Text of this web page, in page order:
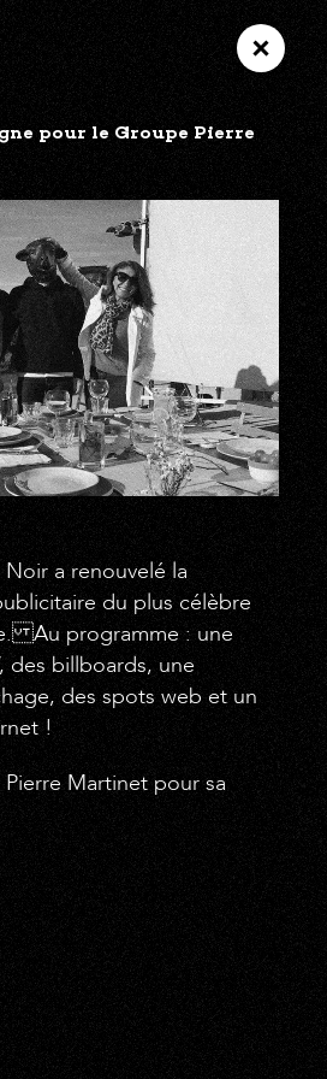
pour le Groupe Pierre
a renouvelé la
du plus célèbre
Au programme : une
des billboards, une
des spots web et un
!
Martinet pour sa